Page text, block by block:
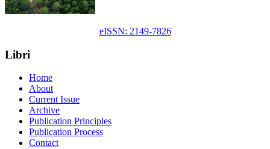
eISSN: 2149-7826
Libri
Home
About
Current Issue
Archive
Publication Principles
Publication Process
Contact